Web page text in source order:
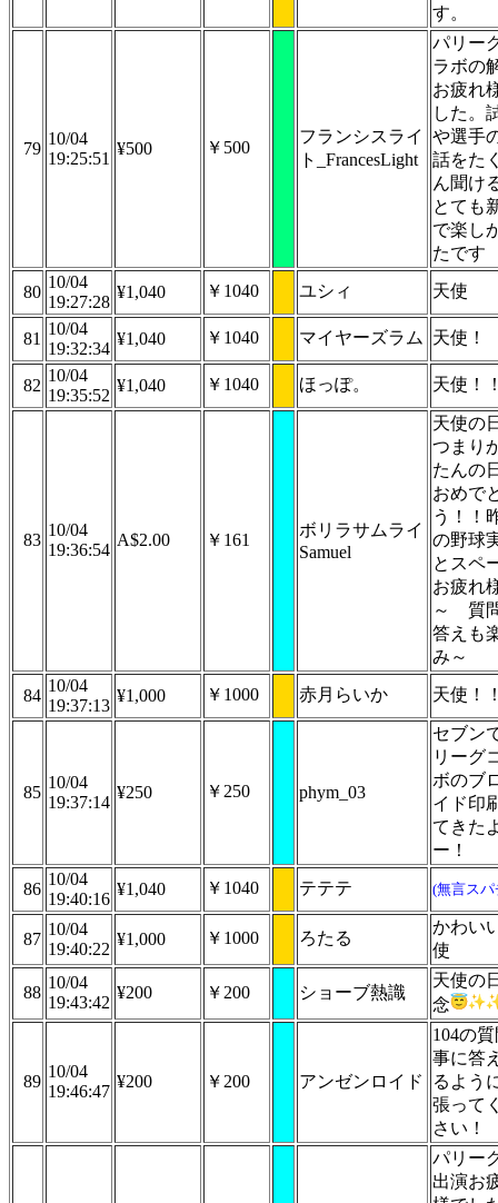
す。
79
10/04
19:25:51
¥500 ￥500
フランシスライ
ト_FrancesLight
パリー
ラボの
お疲れ
した。
や選手
話をた
ん聞け
とても
で楽し
たです
80
10/04
19:27:28
¥1,040 ￥1040 ユシィ 天使
81
10/04
19:32:34
¥1,040 ￥1040 マイヤーズラム 天使！
82
10/04
19:35:52
¥1,040 ￥1040 ほっぽ。 天使！
83
10/04
19:36:54
A$2.00 ￥161
ボリラサムライ
Samuel
天使の
つまり
たんの
おめで
う！！
の野球
とスペ
お疲れ
～ 質
答えも
み～
84
10/04
19:37:13
¥1,000 ￥1000 赤月らいか 天使！
85
10/04
19:37:14
¥250 ￥250 phym_03
セブン
リーグ
ボのブ
イド印
てきた
ー！
86
10/04
19:40:16
¥1,040 ￥1040 テテテ (無言スパ
87
10/04
19:40:22
¥1,000 ￥1000 ろたる
かわい
使
88
10/04
19:43:42
¥200 ￥200 ショーブ熱識
天使の
念
89
10/04
19:46:47
¥200 ￥200 アンゼンロイド
104の
事に答
るよう
張って
さい！
パリー
出演お